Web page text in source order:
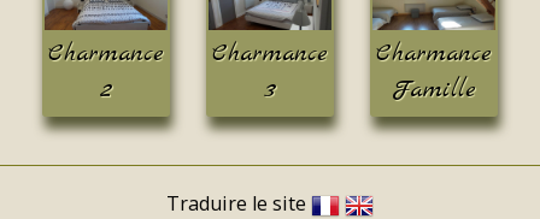
Charmance
2
Charmance
3
Charmance
Famille
Traduire le site